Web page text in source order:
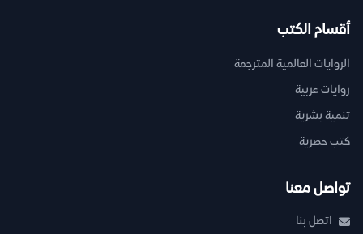
أقسام الكتب
الروايات العالمية المترجمة
روايات عربية
تنمية بشرية
كتب حصرية
تواصل معنا
اتصل بنا